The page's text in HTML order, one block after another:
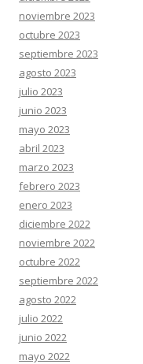
noviembre 2023
octubre 2023
septiembre 2023
agosto 2023
julio 2023
junio 2023
mayo 2023
abril 2023
marzo 2023
febrero 2023
enero 2023
diciembre 2022
noviembre 2022
octubre 2022
septiembre 2022
agosto 2022
julio 2022
junio 2022
mayo 2022